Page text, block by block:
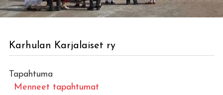
Karhulan Karjalaiset ry
Tapahtuma
Menneet tapahtumat